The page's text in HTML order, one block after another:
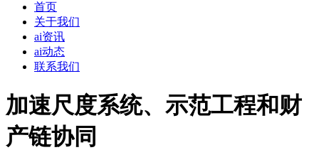
首页
关于我们
ai资讯
ai动态
联系我们
加速尺度系统、示范工程和财
产链协同